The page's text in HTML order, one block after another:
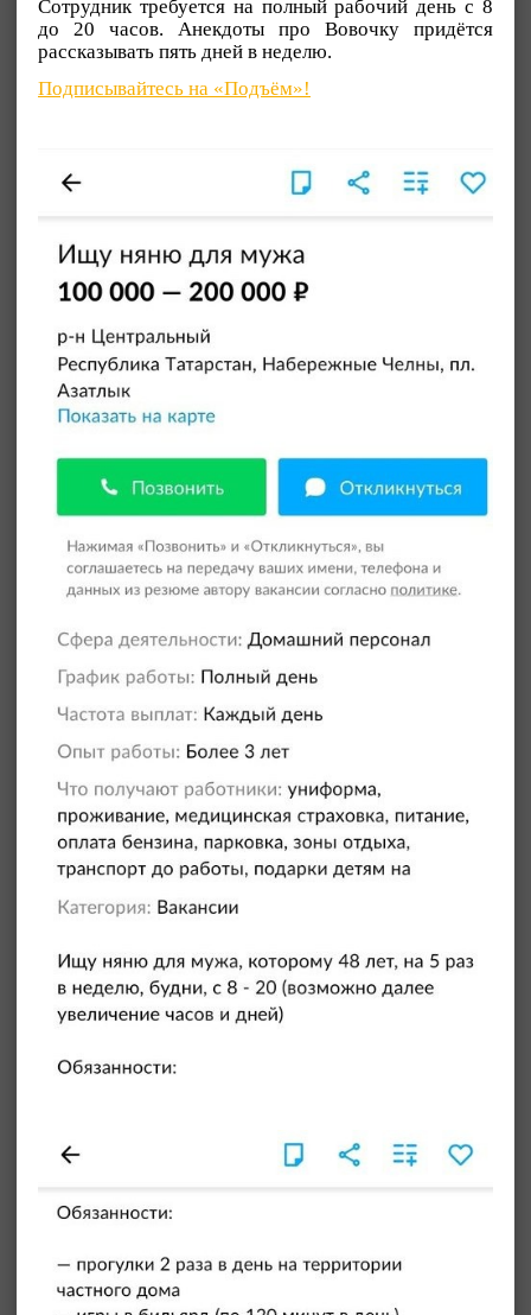
Сотрудник требуется на полный рабочий день с 8
до 20 часов. Анекдоты про Вовочку придётся
рассказывать пять дней в неделю.
Подписывайтесь на «Подъём»!